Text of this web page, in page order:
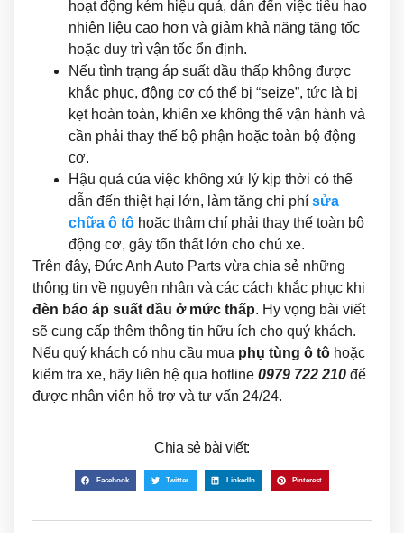
hoạt động kém hiệu quả, dẫn đến việc tiêu hao
nhiên liệu cao hơn và giảm khả năng tăng tốc
hoặc duy trì vận tốc ổn định.
Nếu tình trạng áp suất dầu thấp không được
khắc phục, động cơ có thể bị “seize”, tức là bị
kẹt hoàn toàn, khiến xe không thể vận hành và
cần phải thay thế bộ phận hoặc toàn bộ động
cơ.
Hậu quả của việc không xử lý kịp thời có thể
dẫn đến thiệt hại lớn, làm tăng chi phí sửa
chữa ô tô hoặc thậm chí phải thay thế toàn bộ
động cơ, gây tổn thất lớn cho chủ xe.
Trên đây, Đức Anh Auto Parts vừa chia sẻ những
thông tin về nguyên nhân và các cách khắc phục khi
đèn báo áp suất dầu ở mức thấp. Hy vọng bài viết
sẽ cung cấp thêm thông tin hữu ích cho quý khách.
Nếu quý khách có nhu cầu mua phụ tùng ô tô hoặc
kiểm tra xe, hãy liên hệ qua hotline 0979 722 210 để
được nhân viên hỗ trợ và tư vấn 24/24.
Chia sẻ bài viết:
Facebook Twitter LinkedIn Pinterest